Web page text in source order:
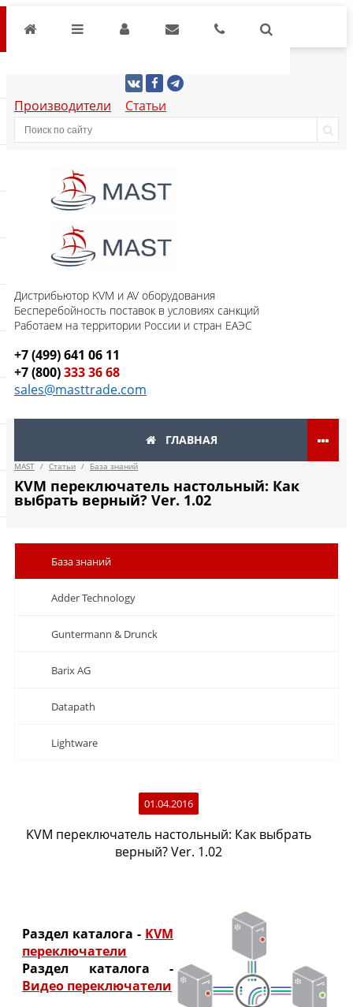
Производители Статьи
Дистрибьютор KVM и AV оборудования
Бесперебойность поставок в условиях санкций
Работаем на территории России и стран ЕАЭС
+7 (499) 641 06 11
+7 (800)333 36 68
sales@masttrade.com
ГЛАВНАЯ
MAST / Статьи / База знаний
KVM переключатель настольный: Как
выбрать верный? Ver. 1.02
База знаний
Adder Technology
Guntermann & Drunck
Barix AG
Datapath
Lightware
01.04.2016
KVM переключатель настольный: Как выбрать
верный? Ver. 1.02
Раздел каталога - KVM
переключатели
Раздел каталога -
Видео переключатели